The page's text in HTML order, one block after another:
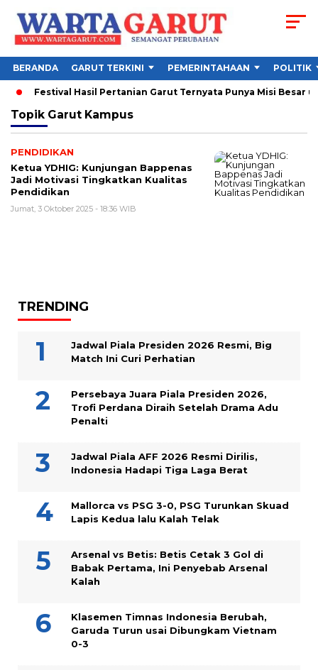
BERANDA GARUT TERKINI PEMERINTAHAAN POLITIK
Festival Hasil Pertanian Garut Ternyata Punya Misi Besar
Topik Garut Kampus
PENDIDIKAN
Ketua YDHIG: Kunjungan Bappenas
Jadi Motivasi Tingkatkan Kualitas
Pendidikan
Jumat, 3 Oktober 2025 - 18:36 WIB
TRENDING
Jadwal Piala Presiden 2026 Resmi, Big
Match Ini Curi Perhatian
Persebaya Juara Piala Presiden 2026,
Trofi Perdana Diraih Setelah Drama Adu
Penalti
Jadwal Piala AFF 2026 Resmi Dirilis,
Indonesia Hadapi Tiga Laga Berat
Mallorca vs PSG 3-0, PSG Turunkan Skuad
Lapis Kedua lalu Kalah Telak
Arsenal vs Betis: Betis Cetak 3 Gol di
Babak Pertama, Ini Penyebab Arsenal
Kalah
Klasemen Timnas Indonesia Berubah,
Garuda Turun usai Dibungkam Vietnam
0-3